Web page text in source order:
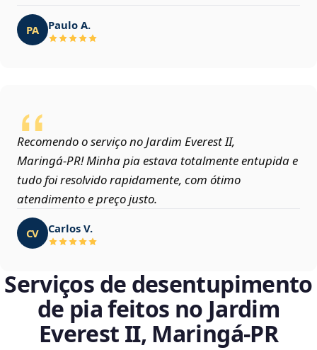
PA Paulo A.
Recomendo o serviço no Jardim Everest II,
Maringá‑PR! Minha pia estava totalmente entupida e
tudo foi resolvido rapidamente, com ótimo
atendimento e preço justo.
CV Carlos V.
Serviços de desentupimento
de pia feitos no Jardim
Everest II, Maringá‑PR